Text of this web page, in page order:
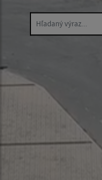
Hľadaný výraz...